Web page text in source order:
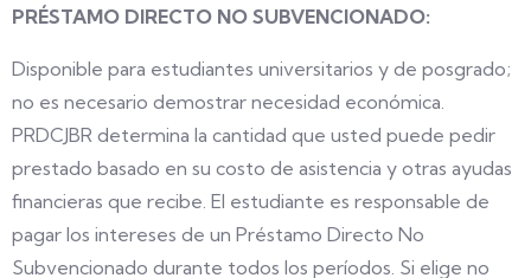
PRÉSTAMO DIRECTO NO SUBVENCIONADO:
Disponible para estudiantes universitarios y de posgrado;
no es necesario demostrar necesidad económica.
PRDCJBR determina la cantidad que usted puede pedir
prestado basado en su costo de asistencia y otras ayudas
financieras que recibe. El estudiante es responsable de
pagar los intereses de un Préstamo Directo No
Subvencionado durante todos los períodos. Si elige no